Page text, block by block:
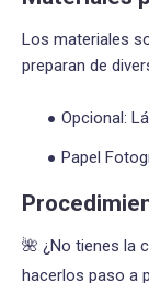
Los materiales
preparan de
Opcional:
Papel
🌺 ¿No tienes la
hacerlos paso a